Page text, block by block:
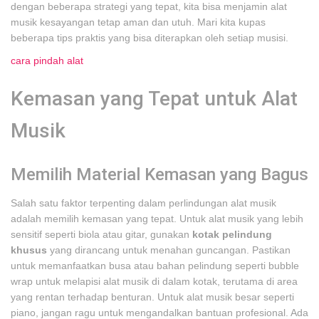
dengan beberapa strategi yang tepat, kita bisa menjamin alat
musik kesayangan tetap aman dan utuh. Mari kita kupas
beberapa tips praktis yang bisa diterapkan oleh setiap musisi.
cara pindah alat
Kemasan yang Tepat untuk Alat
Musik
Memilih Material Kemasan yang Bagus
Salah satu faktor terpenting dalam perlindungan alat musik
adalah memilih kemasan yang tepat. Untuk alat musik yang lebih
sensitif seperti biola atau gitar, gunakan kotak pelindung
khusus yang dirancang untuk menahan guncangan. Pastikan
untuk memanfaatkan busa atau bahan pelindung seperti bubble
wrap untuk melapisi alat musik di dalam kotak, terutama di area
yang rentan terhadap benturan. Untuk alat musik besar seperti
piano, jangan ragu untuk mengandalkan bantuan profesional. Ada